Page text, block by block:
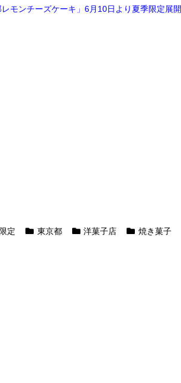
モンチーズケーキ」6月10日より夏季限定展開
定 東京都 洋菓子店 焼き菓子